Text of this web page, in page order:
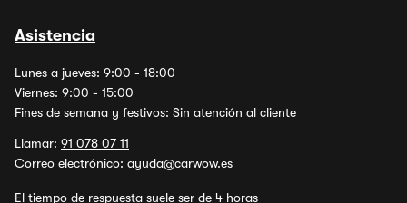
Asistencia
Lunes a jueves: 9:00 - 18:00
Viernes: 9:00 - 15:00
Fines de semana y festivos: Sin atención al cliente
Llamar: 91 078 07 11
Correo electrónico: ayuda@carwow.es
El tiempo de respuesta suele ser de 4 horas